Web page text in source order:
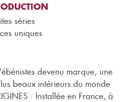
séries
uniques
devenu marque, une
beaux intérieurs du monde
: Installée en France, à